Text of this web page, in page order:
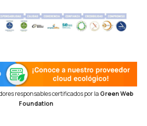
responsables certificados por la Green Web
Foundation